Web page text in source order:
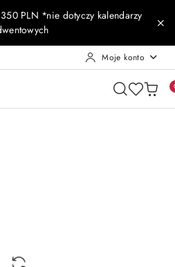
PLN *nie dotyczy kalendarzy
Moje konto